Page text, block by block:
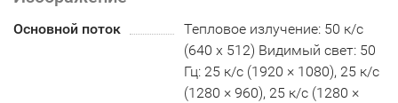
Основной поток
Тепловое излучение: 50 к/с
(640 х 512) Видимый свет: 50
Гц: 25 к/с (1920 × 1080), 25 к/с
(1280 × 960), 25 к/с (1280 ×